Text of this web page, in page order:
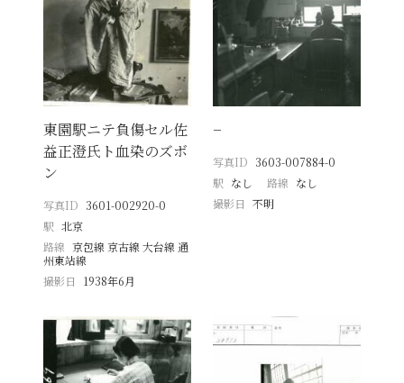
東園駅ニテ負傷セル佐
益正澄氏ト血染のズボ
ン
写真ID 3601-002920-0
駅 北京
路線 京包線 京古線 大台線 通
州東站線
撮影日
1938年6月
−
写真ID 3603-007884-0
駅 なし 路線 なし
撮影日 不明